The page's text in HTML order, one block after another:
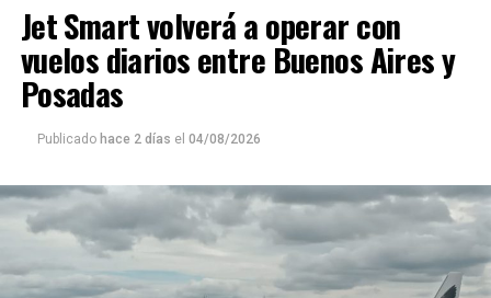
Jet Smart volverá a operar con
vuelos diarios entre Buenos Aires y
Posadas
Publicado hace 2 días el 04/08/2026